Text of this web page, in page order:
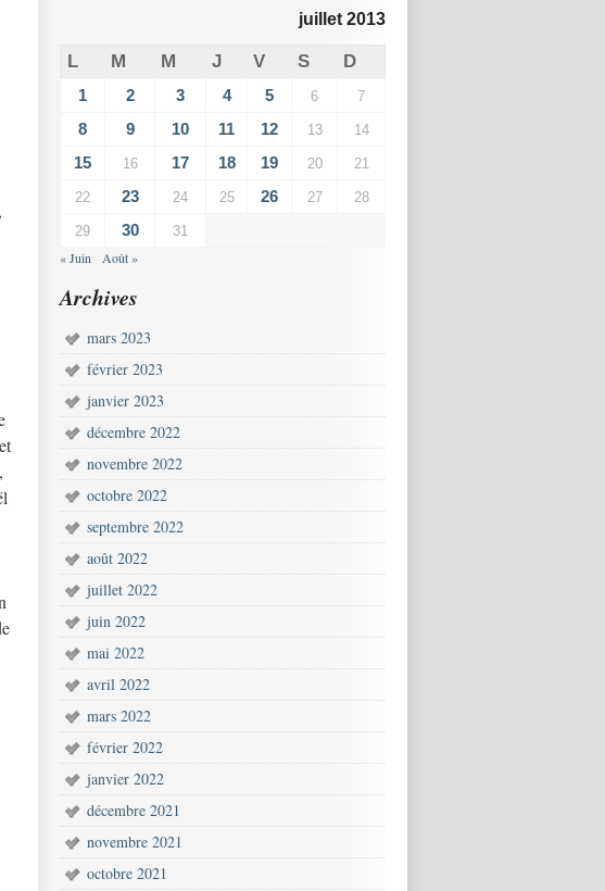
juillet 2013
L M M J V S D
1 2 3 4 5 6 7
8 9 10 11 12 13 14
15 16 17 18 19 20 21
22 23 24 25 26 27 28
29 30 31
« Juin Août »
Archives
mars 2023
février 2023
janvier 2023
décembre 2022
novembre 2022
octobre 2022
septembre 2022
août 2022
juillet 2022
juin 2022
mai 2022
avril 2022
mars 2022
février 2022
janvier 2022
décembre 2021
novembre 2021
octobre 2021